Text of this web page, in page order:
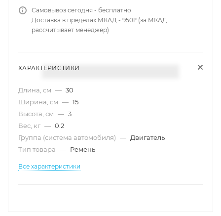
Самовывоз сегодня - бесплатно
Доставка в пределах МКАД - 950₽ (за МКАД
рассчитывает менеджер)
ХАРАКТЕРИСТИКИ
Длина, см — 30
Ширина, см — 15
Высота, см — 3
Вес, кг — 0.2
Группа (система автомобиля) — Двигатель
Тип товара — Ремень
Все характеристики